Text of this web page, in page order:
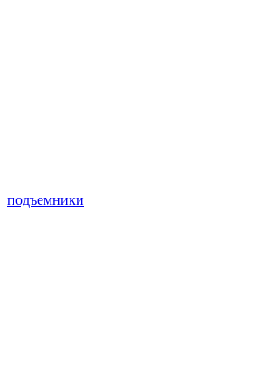
подъемники